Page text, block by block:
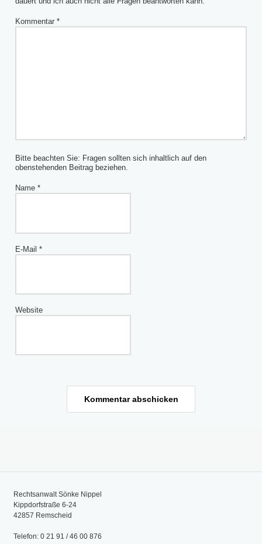
Kommentar *
Bitte beachten Sie: Fragen sollten sich inhaltlich auf den
obenstehenden Beitrag beziehen.
Name *
E-Mail *
Website
Rechtsanwalt Sönke Nippel
Kippdorfstraße 6-24
42857 Remscheid
Telefon: 0 21 91 / 46 00 876